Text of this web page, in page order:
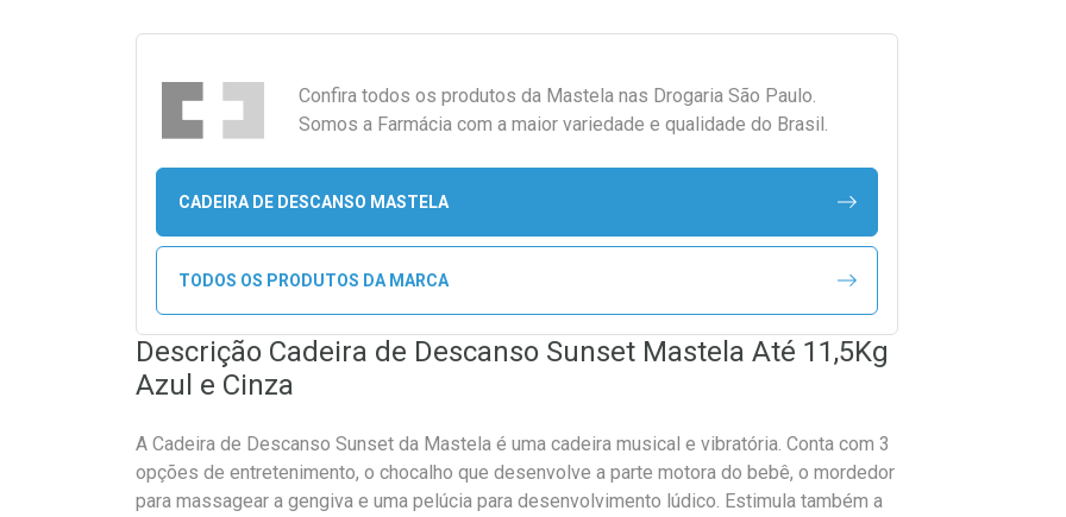
Confira todos os produtos da Mastela nas Drogaria São Paulo.
Somos a Farmácia com a maior variedade e qualidade do Brasil.
CADEIRA DE DESCANSO MASTELA
TODOS OS PRODUTOS DA MARCA
Descrição Cadeira de Descanso Sunset Mastela Até 11,5Kg
Azul e Cinza
A Cadeira de Descanso Sunset da Mastela é uma cadeira musical e vibratória. Conta com 3
opções de entretenimento, o chocalho que desenvolve a parte motora do bebê, o mordedor
para massagear a gengiva e uma pelúcia para desenvolvimento lúdico. Estimula também a